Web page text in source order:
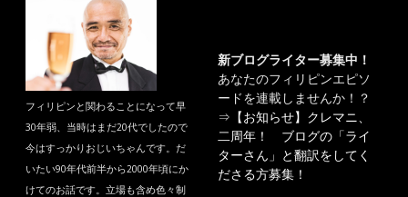
フィリピンと関わることになって早
30年弱、当時はまだ20代でしたので
今はすっかりおじいちゃんです。だ
いたい90年代前半から2000年頃にか
けてのお話です。立場も含め色々制
新ブログライター募集中！
あなたのフィリピンエピソ
ードを連載しませんか！？
⇒ 【お知らせ】クレマニ、
二周年！ ブログの「ライ
ターさん」と翻訳をしてく
ださる方募集！